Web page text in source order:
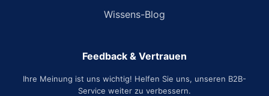
Wissens-Blog
Feedback & Vertrauen
Ihre Meinung ist uns wichtig! Helfen Sie uns, unseren B2B-
Service weiter zu verbessern.